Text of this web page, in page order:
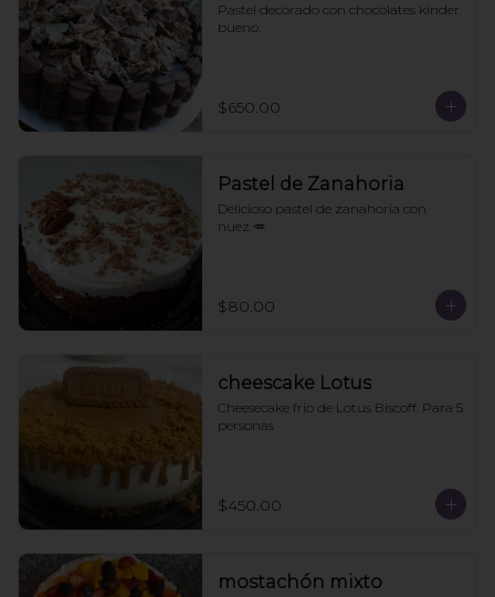
Pastel decorado con chocolates kinder
bueno.
$650.00
Pastel de Zanahoria
Delicioso pastel de zanahoria con
nuez.🥕
$80.00
cheescake Lotus
Cheesecake frío de Lotus Biscoff. Para 5
personas
$450.00
mostachón mixto